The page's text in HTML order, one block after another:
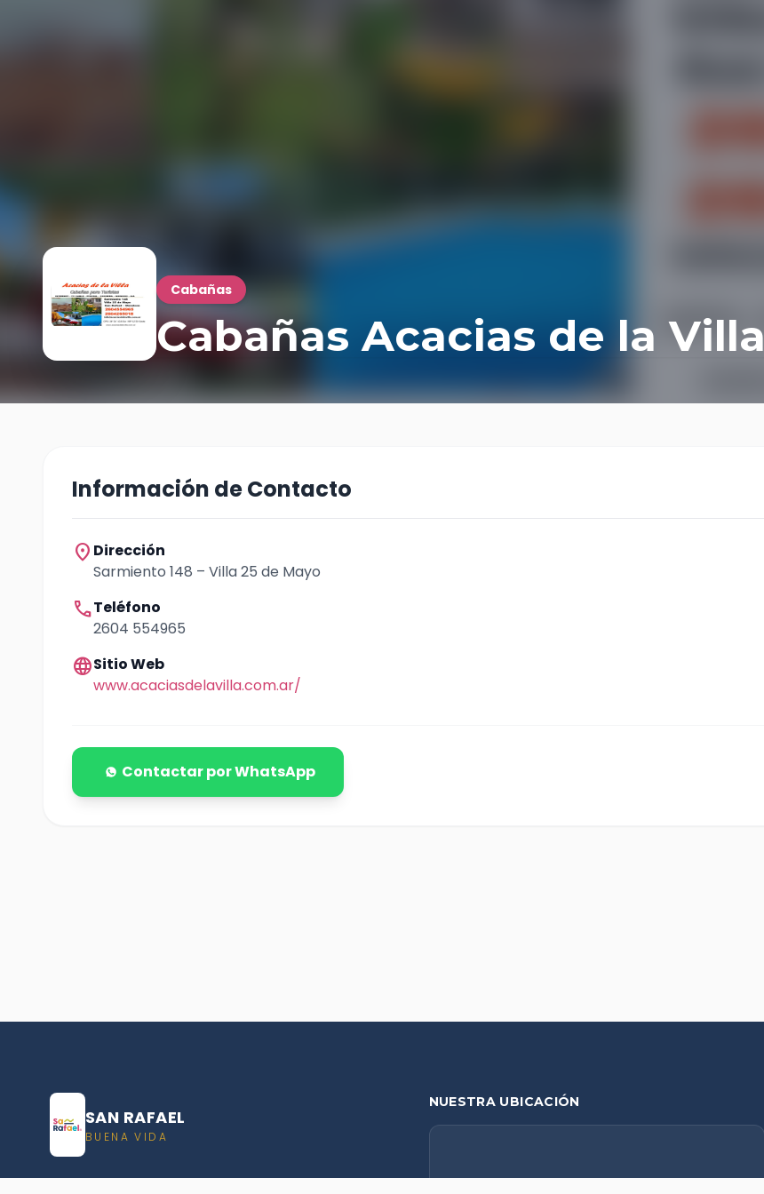
Cabañas
Cabañas Acacias de la Villa
Información de Contacto
location_on Dirección
Sarmiento 148 – Villa 25 de Mayo
callTeléfono
2604 554965
languageSitio Web
www.acaciasdelavilla.com.ar/
Contactar por WhatsApp
SAN RAFAEL
BUENA VIDA
NUESTRA UBICACIÓN